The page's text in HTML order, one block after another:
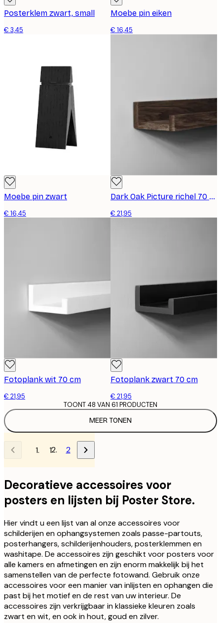
Posterklem zwart, small
€ 3,45
Moebe pin eiken
€ 16,45
Moebe pin zwart
€ 16,45
Dark Oak Picture richel 70 cm
€ 21,95
Fotoplank wit 70 cm
€ 21,95
Fotoplank zwart 70 cm
€ 21,95
MEER TONEN
TOONT 48 VAN 61 PRODUCTEN
1 2
Decoratieve accessoires voor
posters en lijsten bij Poster Store.
Hier vindt u een lijst van al onze accessoires voor
schilderijen en ophangsystemen zoals passe-partouts,
posterhangers, schilderijenhouders, posterklemmen en
washitape. De accessoires zijn geschikt voor posters voor
alle kamers en afmetingen en zijn enorm makkelijk bij het
samenstellen van de perfecte fotowand. Gebruik onze
accessoires voor een manier van inlijsten en ophangen die
past bij het motief en de rest van uw interieur. De
accessoires zijn verkrijgbaar in klassieke kleuren zoals
zwart en wit, en ook in hout, goud en zilver.